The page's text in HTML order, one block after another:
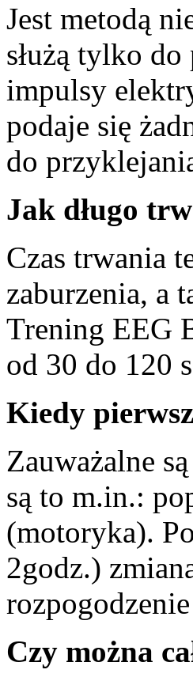
Jest metodą
służą tylko
impulsy
podaje się
do
Jak długo
Czas trwania
zaburzenia, a
Trening EEG
od 30 do 120
Kiedy
Zauważalne
są to m.in.:
(motoryka).
2godz.)
Czy można